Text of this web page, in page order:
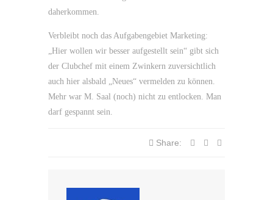
daherkommen.
Verbleibt noch das Aufgabengebiet Marketing:
„Hier wollen wir besser aufgestellt sein“ gibt sich
der Clubchef mit einem Zwinkern zuversichtlich
auch hier alsbald „Neues“ vermelden zu können.
Mehr war M. Saal (noch) nicht zu entlocken. Man
darf gespannt sein.
Share: